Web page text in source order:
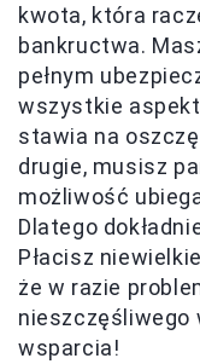
kwota, która
bankructwa.
pełnym
wszystkie
stawia na
drugie, musisz
możliwość
Dlatego
Płacisz
że w razie
nieszczęśliwego
wsparcia!